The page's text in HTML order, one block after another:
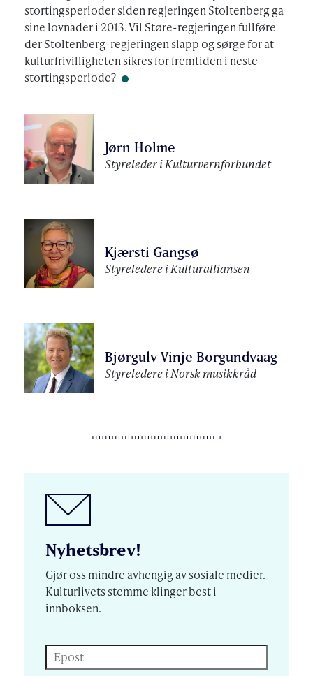
stortingsperioder siden regjeringen Stoltenberg ga
sine lovnader i 2013. Vil Støre-regjeringen fullføre
der Stoltenberg-regjeringen slapp og sørge for at
kulturfrivilligheten sikres for fremtiden i neste
stortingsperiode?
Jørn Holme
Styreleder i Kulturvernforbundet
Kjærsti Gangsø
Styreledere i Kulturalliansen
Bjørgulv Vinje Borgundvaag
Styreledere i Norsk musikkråd
Nyhetsbrev!
Gjør oss mindre avhengig av sosiale medier.
Kulturlivets stemme klinger best i
innboksen.
Epost